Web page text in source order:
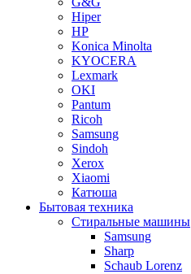
Hiper
HP
Konica Minolta
KYOCERA
Lexmark
OKI
Pantum
Ricoh
Samsung
Sindoh
Xerox
Xiaomi
Катюша
Бытовая техника
Стиральные машины
Samsung
Sharp
Schaub Lorenz